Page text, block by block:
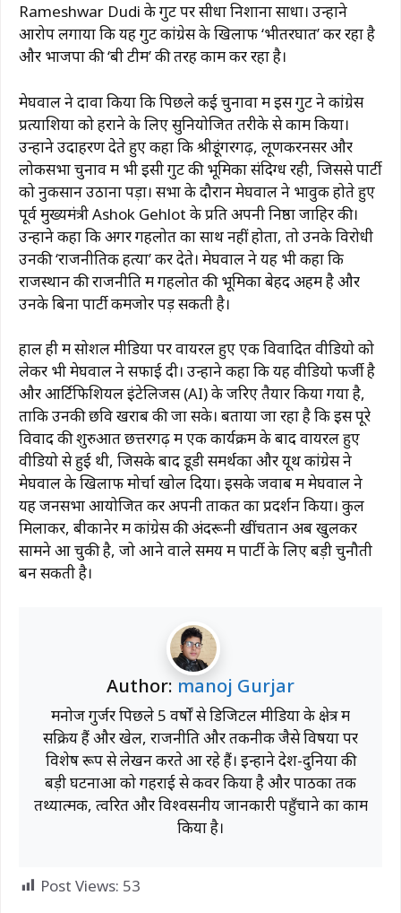
Rameshwar Dudi के गुट पर सीधा निशाना साधा। उन्होंने
आरोप लगाया कि यह गुट कांग्रेस के खिलाफ ‘भीतरघात’ कर रहा है
और भाजपा की ‘बी टीम’ की तरह काम कर रहा है।
मेघवाल ने दावा किया कि पिछले कई चुनावों में इस गुट ने कांग्रेस
प्रत्याशियों को हराने के लिए सुनियोजित तरीके से काम किया।
उन्होंने उदाहरण देते हुए कहा कि श्रीडूंगरगढ़, लूणकरनसर और
लोकसभा चुनाव में भी इसी गुट की भूमिका संदिग्ध रही, जिससे पार्टी
को नुकसान उठाना पड़ा। सभा के दौरान मेघवाल ने भावुक होते हुए
पूर्व मुख्यमंत्रीAshok Gehlot के प्रति अपनी निष्ठा जाहिर की।
उन्होंने कहा कि अगर गहलोत का साथ नहीं होता, तो उनके विरोधी
उनकी ‘राजनीतिक हत्या’ कर देते। मेघवाल ने यह भी कहा कि
राजस्थान की राजनीति में गहलोत की भूमिका बेहद अहम है और
उनके बिना पार्टी कमजोर पड़ सकती है।
हाल ही में सोशल मीडिया पर वायरल हुए एक विवादित वीडियो को
लेकर भी मेघवाल ने सफाई दी। उन्होंने कहा कि यह वीडियो फर्जी है
और आर्टिफिशियल इंटेलिजेंस (AI) के जरिए तैयार किया गया है,
ताकि उनकी छवि खराब की जा सके। बताया जा रहा है कि इस पूरे
विवाद की शुरुआत छत्तरगढ़ में एक कार्यक्रम के बाद वायरल हुए
वीडियो से हुई थी, जिसके बाद डूडी समर्थकों और यूथ कांग्रेस ने
मेघवाल के खिलाफ मोर्चा खोल दिया। इसके जवाब में मेघवाल ने
यह जनसभा आयोजित कर अपनी ताकत का प्रदर्शन किया। कुल
मिलाकर, बीकानेर में कांग्रेस की अंदरूनी खींचतान अब खुलकर
सामने आ चुकी है, जो आने वाले समय में पार्टी के लिए बड़ी चुनौती
बन सकती है।
Author: manoj Gurjar
मनोज गुर्जर पिछले 5 वर्षों से डिजिटल मीडिया के क्षेत्र में
सक्रिय हैं और खेल, राजनीति और तकनीक जैसे विषयों पर
विशेष रूप से लेखन करते आ रहे हैं। इन्होंने देश-दुनिया की
बड़ी घटनाओं को गहराई से कवर किया है और पाठकों तक
तथ्यात्मक, त्वरित और विश्वसनीय जानकारी पहुँचाने का काम
किया है।
Post Views: 53